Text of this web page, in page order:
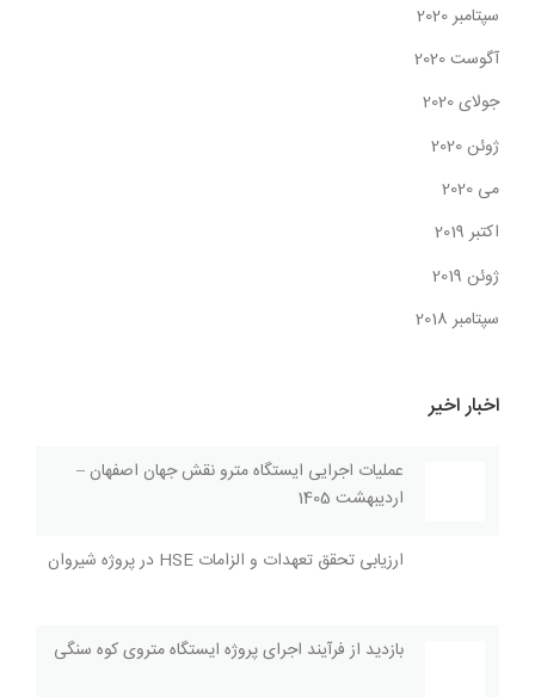
سپتامبر 2020
آگوست 2020
جولای 2020
ژوئن 2020
می 2020
اکتبر 2019
ژوئن 2019
سپتامبر 2018
اخبار اخیر
عملیات اجرایی ایستگاه مترو نقش جهان اصفهان –
اردیبهشت 1405
ارزیابی تحقق تعهدات و الزامات HSE در پروژه شیروان
بازديد از فرآیند اجراى پروژه ايستگاه متروی کوه سنگی